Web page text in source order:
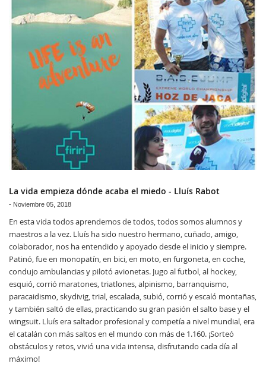
La vida empieza dónde acaba el miedo - Lluís Rabot
- Noviembre 05, 2018
En esta vida todos aprendemos de todos, todos somos alumnos y
maestros a la vez. Lluís ha sido nuestro hermano, cuñado, amigo,
colaborador, nos ha entendido y apoyado desde el inicio y siempre.
Patinó, fue en monopatín, en bici, en moto, en furgoneta, en coche,
condujo ambulancias y pilotó avionetas. Jugo al futbol, al hockey,
esquió, corrió maratones, triatlones, alpinismo, barranquismo,
paracaidismo, skydivig, trial, escalada, subió, corrió y escaló montañas,
y también saltó de ellas, practicando su gran pasión el salto base y el
wingsuit. Lluís era saltador profesional y competía a nivel mundial, era
el catalán con más saltos en el mundo con más de 1.160. ¡Sorteó
obstáculos y retos, vivió una vida intensa, disfrutando cada día al
máximo!